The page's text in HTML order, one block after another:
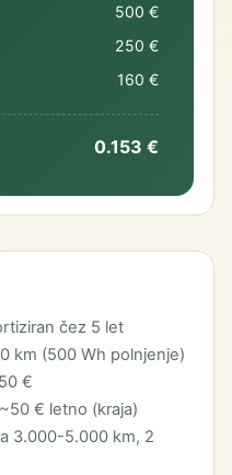
500 €
250 €
160 €
0.153 €
čez 5 let
km (500 Wh polnjenje)
€
€ letno (kraja)
3.000-5.000 km, 2